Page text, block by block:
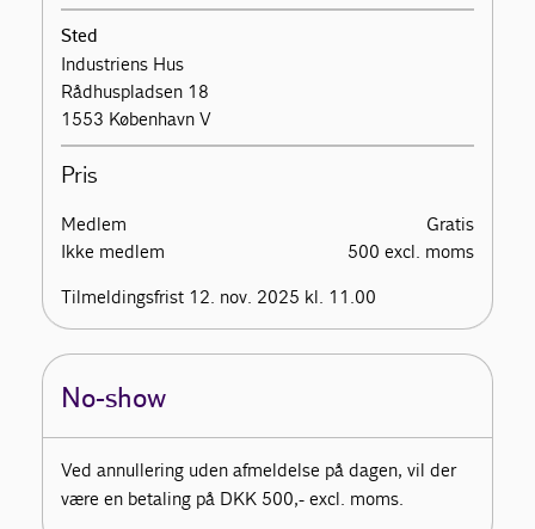
Sted
Industriens Hus
Rådhuspladsen 18
1553 København V
Pris
Medlem
Gratis
Ikke medlem
500 excl. moms
Tilmeldingsfrist 12. nov. 2025 kl. 11.00
No-show
Ved annullering uden afmeldelse på dagen, vil der
være en betaling på DKK 500,- excl. moms.